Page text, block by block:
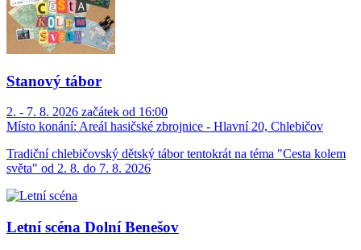
Stanový tábor
2. - 7. 8. 2026 začátek od 16:00
Místo konání: Areál hasičské zbrojnice - Hlavní 20, Chlebičov
Tradiční chlebičovský dětský tábor tentokrát na téma "Cesta kolem
světa" od 2. 8. do 7. 8. 2026
Letní scéna Dolní Benešov